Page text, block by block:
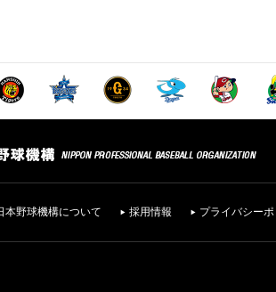
本野球機構について 採用情報 プライバシー